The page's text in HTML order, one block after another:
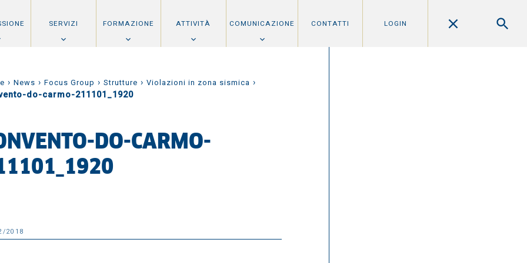
SERVIZI FORMAZIONE ATTIVITÀ COMUNICAZIONE CONTATTI LOGIN
› News › Focus Group › Strutture › Violazioni in zona sismica ›
do-carmo-211101_1920
DO-CARMO-
2018